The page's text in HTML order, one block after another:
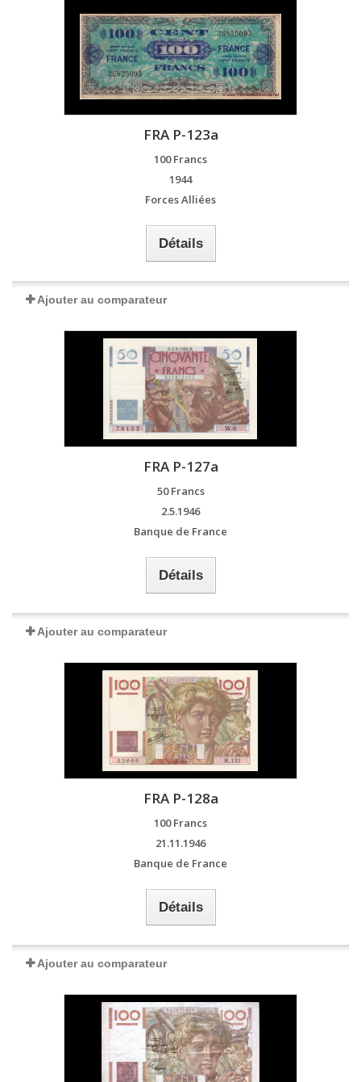
FRA P-123a
100 Francs
1944
Forces Alliées
Détails
Ajouter au comparateur
FRA P-127a
50 Francs
2.5.1946
Banque de France
Détails
Ajouter au comparateur
FRA P-128a
100 Francs
21.11.1946
Banque de France
Détails
Ajouter au comparateur